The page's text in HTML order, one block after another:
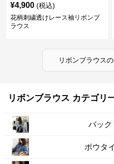
¥4,900 (税込)
花柄刺繍透けレース袖リボンブ
ラウス
リボンブラウスの
リボンブラウス カテゴリ
バック
ボウタ